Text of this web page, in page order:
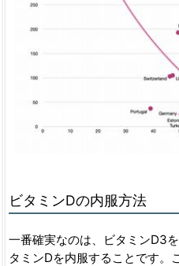
ビタミンDの内服方法
一番確実なのは、ビタミンD3
タミンDを内服することです。